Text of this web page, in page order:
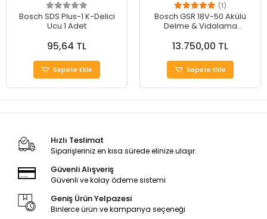
Bosch SDS Plus-1 K-Delici
Ucu 1 Adet
95,64 TL
Sepete Ekle
(1)
Bosch GSR 18V-50 Akülü
Delme & Vidalama
Performans
13.750,00 TL
Sepete Ekle
Hızlı Teslimat
Siparişleriniz en kısa sürede elinize ulaşır.
Güvenli Alışveriş
Güvenli ve kolay ödeme sistemi
Geniş Ürün Yelpazesi
Binlerce ürün ve kampanya seçeneği